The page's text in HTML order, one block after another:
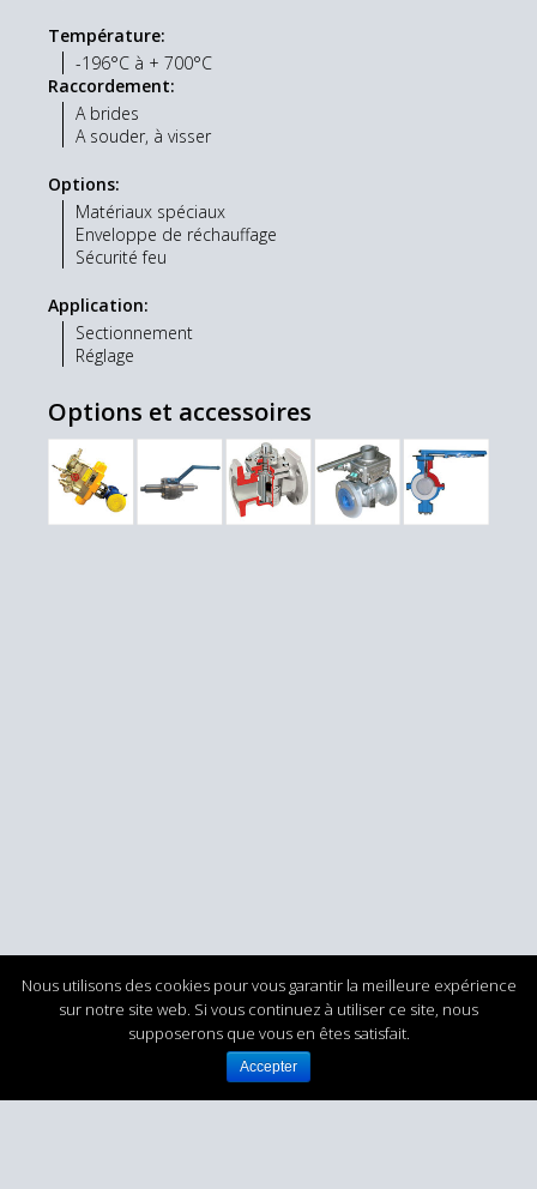
Température:
-196°C à + 700°C
Raccordement:
A brides
A souder, à visser
Options:
Matériaux spéciaux
Enveloppe de réchauffage
Sécurité feu
Application:
Sectionnement
Réglage
Options et accessoires
DIRO ATLANTIQUE - Robinetterie et régulation
Nous utilisons des cookies pour vous garantir la meilleure expérience
sur notre site web. Si vous continuez à utiliser ce site, nous
supposerons que vous en êtes satisfait.
Accepter